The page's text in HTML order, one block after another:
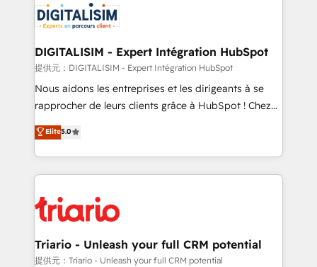
business up for long-term success. Unlock your
business. If not now, when?
for driving growth. They are committed to helping
our customers grow and finding solutions that fit
their unique business needs. We are thrilled to have
Blue Frog in the HubSpot ecosystem leading the
way for customers!" - Yamini Rangan, CEO of
HubSpot “Our experience with the team at Blue Frog
of experience and quality of skilled staff has earned
them a trusted reputation within the HubSpot
clients.” - Brian Garvey, VP, Solutions Partner
Program, HubSpot.
DIGITALISIM - Expert Intégration HubSpot
提供元：DIGITALISIM - Expert Intégration HubSpot
Nous aidons les entreprises et les dirigeants à se
rapprocher de leurs clients grâce à HubSpot ! Chez
DIGITALISIM, nous avons l'intime conviction que la
réussite des entreprises passe par l’innovation web,
le marketing digital, et la relation client ! C'est
pourquoi, nos experts sont à la fois capables de
référencement, votre stratégie digitale et le pilotage
et l'intégration d'HubSpot ! Les grandes phases d'un
projet HubSpot avec DIGITALISIM : 🧽 Nettoyage,
migration et intégration des bases de données. 🚀
Elite5.0
Triario - Unleash your full CRM potential
提供元：Triario - Unleash your full CRM potential